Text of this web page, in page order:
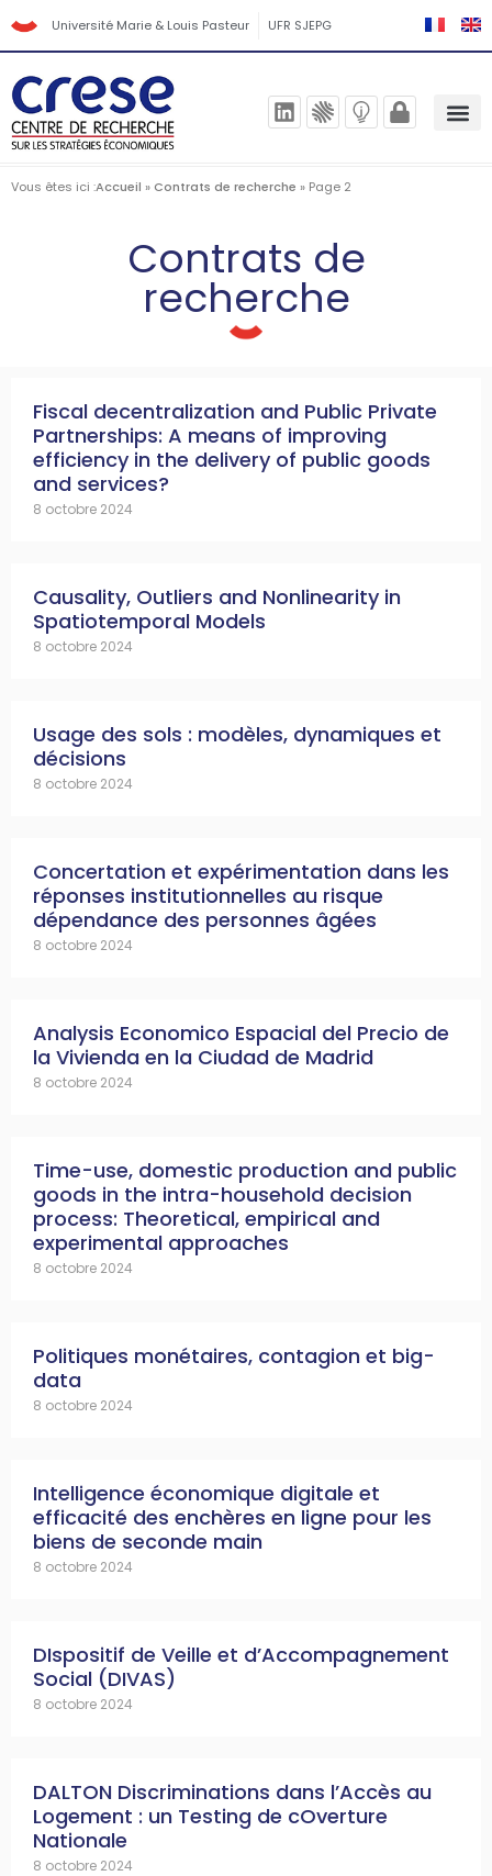
Université Marie & Louis Pasteur UFR SJEPG
Vous êtes ici :Accueil »Contrats de recherche » Page 2
Contrats de
recherche
Fiscal decentralization and Public Private
Partnerships: A means of improving
efficiency in the delivery of public goods
and services?
8 octobre 2024
Causality, Outliers and Nonlinearity in
Spatiotemporal Models
8 octobre 2024
Usage des sols : modèles, dynamiques et
décisions
8 octobre 2024
Concertation et expérimentation dans les
réponses institutionnelles au risque
dépendance des personnes âgées
8 octobre 2024
Analysis Economico Espacial del Precio de
la Vivienda en la Ciudad de Madrid
8 octobre 2024
Time-use, domestic production and public
goods in the intra-household decision
process: Theoretical, empirical and
experimental approaches
8 octobre 2024
Politiques monétaires, contagion et big-
data
8 octobre 2024
Intelligence économique digitale et
efficacité des enchères en ligne pour les
biens de seconde main
8 octobre 2024
DIspositif de Veille et d’Accompagnement
Social (DIVAS)
8 octobre 2024
DALTON Discriminations dans l’Accès au
Logement : un Testing de cOverture
Nationale
8 octobre 2024